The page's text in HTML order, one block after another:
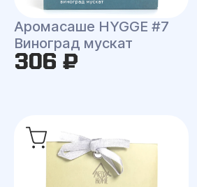
Аромасаше HYGGE #7
Виноград мускат
306 ₽